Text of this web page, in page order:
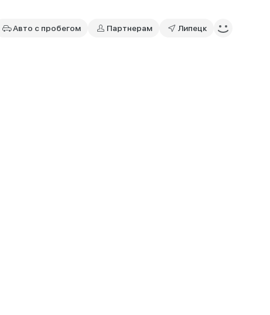
Авто с пробегом Партнерам Липецк